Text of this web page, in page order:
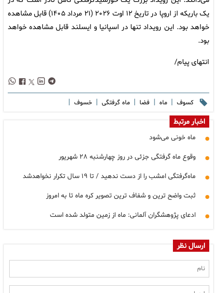
یک باریکه از اروپا در تاریخ ۱۲ اوت ۲۰۲۶ (۲۱ مرداد ۱۴۰۵) قابل مشاهده
خواهد بود. این رویداد تنها در اسپانیا و ایسلند قابل مشاهده خواهد
بود.
انتهای پیام/
کسوف | ماه | فضا | ماه گرفتگی | خسوف |
اخبار مرتبط
ماه خونی می‌شود
و‌قوع ماه گرفتگی جزئی در روز چهارشنبه ۲۸ شهریور
ماه‌گرفتگی امشب را از دست ندهید / تا ۱۹ سال تکرار نخواهدشد
ثبت واضح ترین و شفاف ترین تصویر کره ماه تا به امروز
ادعای پژوهشگران آلمانی: ماه از زمین متولد شده است
ارسال نظر